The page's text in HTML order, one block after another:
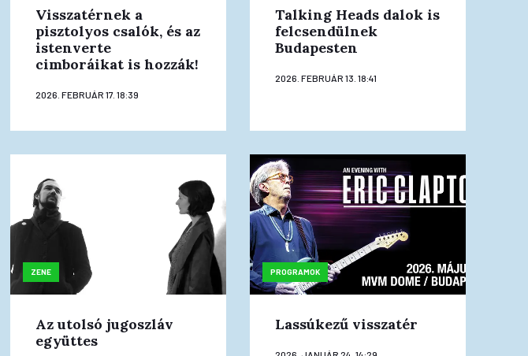
Visszatérnek a
pisztolyos csalók, és az
istenverte
cimboráikat is hozzák!
2026. FEBRUÁR 17. 18:39
Talking Heads dalok is
felcsendülnek
Budapesten
2026. FEBRUÁR 13. 18:41
ZENE
Az utolsó jugoszláv
együttes
PROGRAMOK
Lassúkezű visszatér